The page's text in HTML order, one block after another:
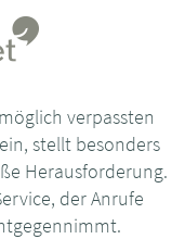
verpassten
stellt besonders
Herausforderung.
der Anrufe